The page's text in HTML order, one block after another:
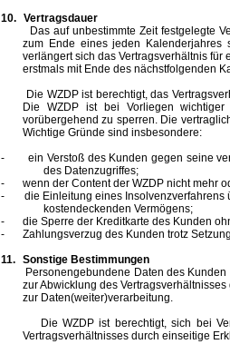
10. Vertragsdauer
Das auf unbestimmte Zeit festgelegte
zum Ende eines jeden Kalenderjahres
verlängert sich das Vertragsverhältnis
erstmals mit Ende des nächstfolgenden
Die WZDP ist berechtigt, das
Die WZDP ist bei Vorliegen
vorübergehend zu sperren. Die
Wichtige Gründe sind insbesondere:
-
ein Verstoß des Kunden gegen seine
des Datenzugriffes;
-
wenn der Content der WZDP nicht mehr
-
die Einleitung eines
kostendeckenden Vermögens;
-
die Sperre der Kreditkarte des Kunden
-
Zahlungsverzug des Kunden trotz
11. Sonstige Bestimmungen
Personengebundene Daten des Kunden
zur Abwicklung des
zur Daten(weiter)verarbeitung.
Die WZDP ist berechtigt, sich bei
Vertragsverhältnisses durch einseitige